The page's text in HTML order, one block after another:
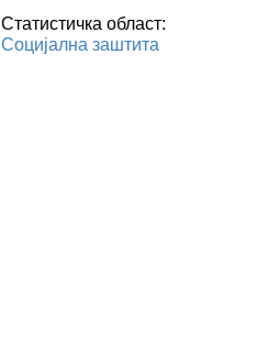
Статистичка област:
Социјална заштита